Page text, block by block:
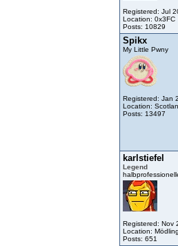
Registered: Jul
Location: 0x3FC
Posts: 10829
Spikx
My Little Pwny
Registered: Jan
Location:
Posts: 13497
karlstiefel
Legend
Registered: Nov
Location: Mödling
Posts: 651